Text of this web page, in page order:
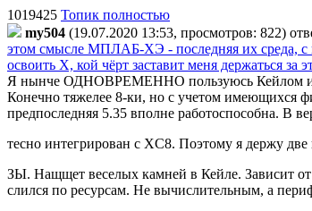
1019425 Топик полностью
my504 (19.07.2020 13:53, просмотров: 822)
этом смысле МПЛАБ-ХЭ - последняя их среда, с
освоить Х, кой чёрт заставит меня держаться
Я нынче ОДНОВРЕМЕННО пользуюсь Кейлом и
Конечно тяжелее 8-ки, но с учетом имеющихся
предпоследняя 5.35 вполне работоспособна. В
тесно интегрирован с XC8. Поэтому я держу две
ЗЫ. Нащщет веселых камней в Кейле. Зависит от
слился по ресурсам. Не вычислительным, а